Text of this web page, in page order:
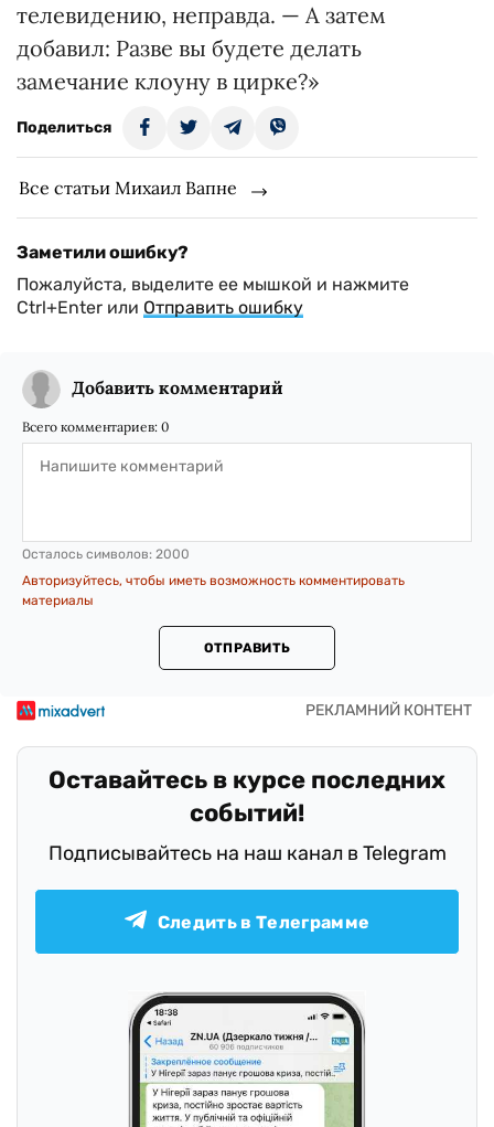
телевидению, неправда. — А затем
добавил: Разве вы будете делать
замечание клоуну в цирке?»
Поделиться
Все статьи Михаил Вапне
Заметили ошибку?
Пожалуйста, выделите ее мышкой и нажмите
Ctrl+Enter или Отправить ошибку
Добавить комментарий
Всего комментариев: 0
Осталось символов: 2000
Авторизуйтесь, чтобы иметь возможность комментировать
материалы
ОТПРАВИТЬ
Оставайтесь в курсе последних
событий!
Подписывайтесь на наш канал в Telegram
Следить в Телеграмме